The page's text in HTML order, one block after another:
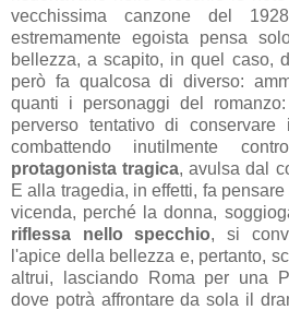
vecchissima canzone del
estremamente egoista pensa
bellezza, a scapito, in quel caso,
però fa qualcosa di diverso:
quanti i personaggi del
perverso tentativo di
combattendo inutilmente
protagonista tragica, avulsa dal
E alla tragedia, in effetti, fa
vicenda, perché la donna,
riflessa nello specchio, si
l'apice della bellezza e, pertanto,
altrui, lasciando Roma per una
dove potrà affrontare da sola il